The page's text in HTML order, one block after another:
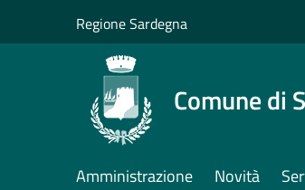
Regione Sardegna
Comune di
Amministrazione Novità